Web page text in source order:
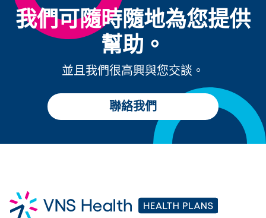
我們可隨時隨地為您提供
幫助。
並且我們很高興與您交談。
聯絡我們